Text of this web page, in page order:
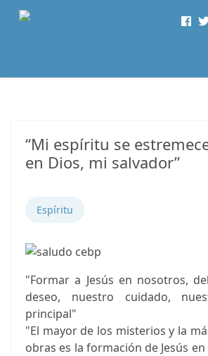
“Mi espíritu se
en Dios, mi salvador”
Espíritu
"Formar a Jesús en nosotros,
deseo, nuestro cuidado,
principal"
"El mayor de los misterios y la
obras es la formación de Jesús